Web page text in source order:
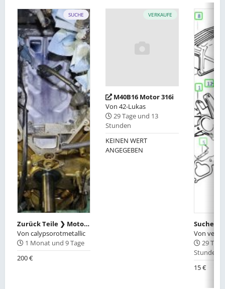
SUCHE
Zurück Teile ❯ Motor, Getriebe, Diff SUCHE M62B44TU Zylinderkopf 5-8 / Fahrerseite vom E39
Von calypsorotmetallic
1 Monat und 9 Tage
200 €
VERKAUFE
M40B16 Motor 316i
Von 42-Lukas
29 Tage und 13
Stunden
KEINEN WERT
ANGEGEBEN
Von
29
Stunden
15 €